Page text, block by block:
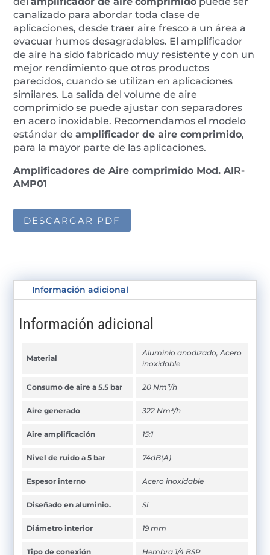
canalizado para abordar toda clase de
aplicaciones, desde traer aire fresco a un área a
evacuar humos desagradables. El amplificador
de aire ha sido fabricado muy resistente y con un
mejor rendimiento que otros productos
parecidos, cuando se utilizan en aplicaciones
similares. La salida del volume de aire
comprimido se puede ajustar con separadores
en acero inoxidable. Recomendamos el modelo
estándar deamplificador de aire comprimido,
para la mayor parte de las aplicaciones.
Amplificadores de Aire comprimido Mod. AIR-
AMP01
DESCARGAR PDF
Información adicional
Información adicional
Material
Aluminio anodizado, Acero
inoxidable
Consumo de aire a 5.5 bar 20 Nm³/h
Aire generado 322 Nm³/h
Aire amplificación 15:1
Nivel de ruido a 5 bar 74dB(A)
Espesor interno Acero inoxidable
Diseñado en aluminio. Si
Diámetro interior 19 mm
Tipo de conexión Hembra 1/4 BSP